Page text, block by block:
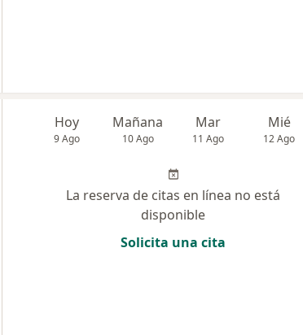
Hoy
9 Ago
Mañana
10 Ago
Mar
11 Ago
Mié
12 Ago
La reserva de citas en línea no está
disponible
Solicita una cita